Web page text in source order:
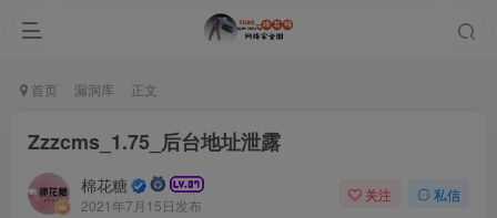
首页 漏洞库 正文
Zzzcms_1.75_后台地址泄露
棉花糖
2021年7月15日发布
关注 私信